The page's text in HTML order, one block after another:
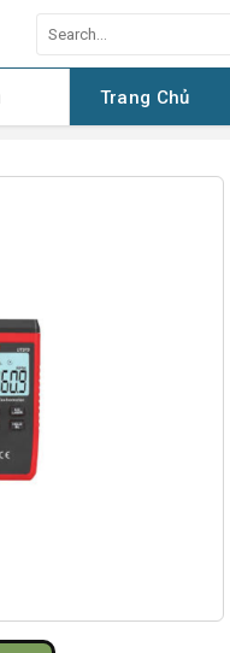
for:
Trang Chủ